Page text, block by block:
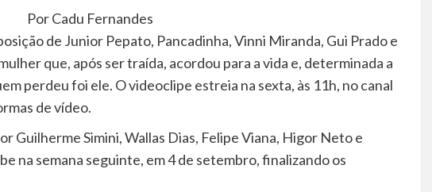
Por Cadu Fernandes
de Junior Pepato, Pancadinha, Vinni Miranda, Gui Prado e
que, após ser traída, acordou para a vida e, determinada a
perdeu foi ele. O videoclipe estreia na sexta, às 11h, no canal
de vídeo.
Guilherme Simini, Wallas Dias, Felipe Viana, Higor Neto e
na semana seguinte, em 4 de setembro, finalizando os